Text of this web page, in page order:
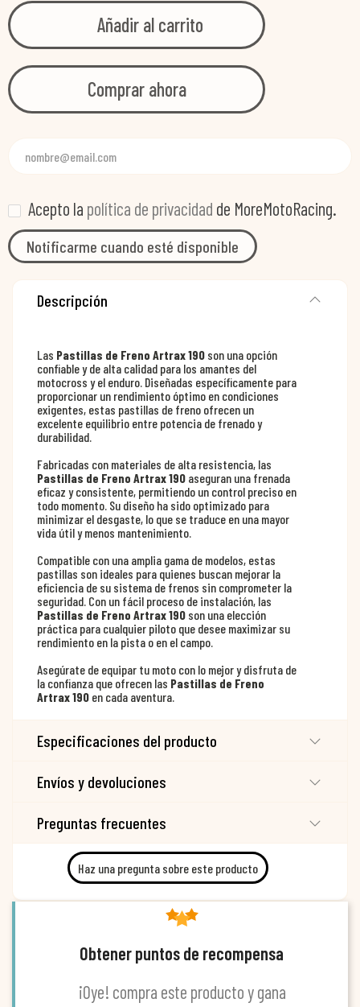
Añadir al carrito
Comprar ahora
Acepto la política de privacidad de MoreMotoRacing.
Notificarme cuando esté disponible
Descripción
Las Pastillas de Freno Artrax 190 son una opción
confiable y de alta calidad para los amantes del
motocross y el enduro. Diseñadas específicamente para
proporcionar un rendimiento óptimo en condiciones
exigentes, estas pastillas de freno ofrecen un
excelente equilibrio entre potencia de frenado y
durabilidad.
Fabricadas con materiales de alta resistencia, las
Pastillas de Freno Artrax 190 aseguran una frenada
eficaz y consistente, permitiendo un control preciso en
todo momento. Su diseño ha sido optimizado para
minimizar el desgaste, lo que se traduce en una mayor
vida útil y menos mantenimiento.
Compatible con una amplia gama de modelos, estas
pastillas son ideales para quienes buscan mejorar la
eficiencia de su sistema de frenos sin comprometer la
seguridad. Con un fácil proceso de instalación, las
Pastillas de Freno Artrax 190 son una elección
práctica para cualquier piloto que desee maximizar su
rendimiento en la pista o en el campo.
Asegúrate de equipar tu moto con lo mejor y disfruta de
la confianza que ofrecen las Pastillas de Freno
Artrax 190 en cada aventura.
Especificaciones del producto
Envíos y devoluciones
Preguntas frecuentes
Haz una pregunta sobre este producto
Obtener puntos de recompensa
¡Oye! compra este producto y gana